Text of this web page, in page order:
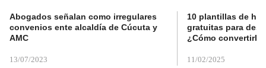
Abogados señalan como irregulares
convenios ente alcaldía de Cúcuta y
AMC
13/07/2023
10 plantillas de
gratuitas para
¿Cómo convertirla
11/02/2025